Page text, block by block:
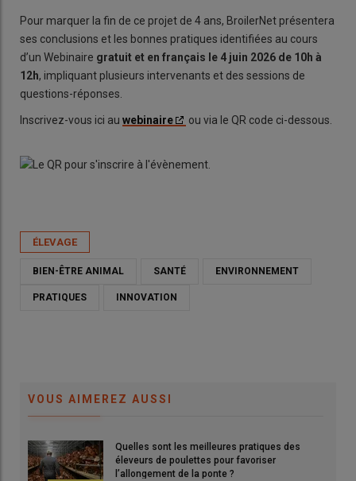
Pour marquer la fin de ce projet de 4 ans, BroilerNet présentera
ses conclusions et les bonnes pratiques identifiées au cours
d’un Webinaire gratuit et en français le 4 juin 2026 de 10h à
12h, impliquant plusieurs intervenants et des sessions de
questions-réponses.
Inscrivez-vous ici au webinaire ou via le QR code ci-dessous.
ÉLEVAGE
BIEN-ÊTRE ANIMAL SANTÉ ENVIRONNEMENT
PRATIQUES INNOVATION
VOUS AIMEREZ AUSSI
Quelles sont les meilleures pratiques des
éleveurs de poulettes pour favoriser
l’allongement de la ponte ?